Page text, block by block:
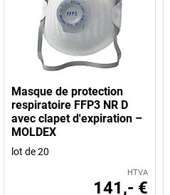
Masque de protection
respiratoire FFP3 NR D
avec clapet d'expiration –
MOLDEX
lot de 20
HTVA
141,- €